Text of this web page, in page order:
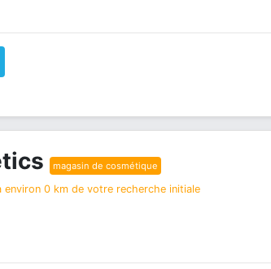
magasin de cosmétique
environ 0 km de votre recherche initiale